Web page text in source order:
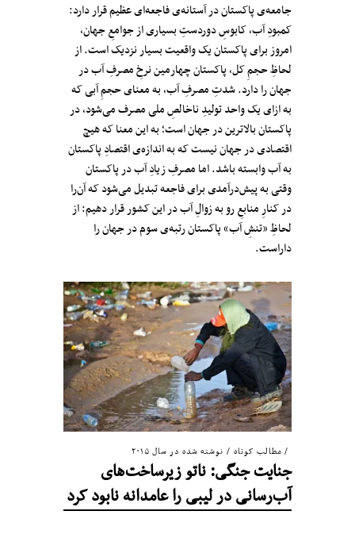
جامعه‌ی پاکستان در آستانه‌ی فاجعه‌ای عظیم قرار دارد:
کمبودِ آب، کابوسِ دوردستِ بسیاری از جوامعِ جهان،
امروز برای پاکستان یک واقعیت بسیار نزدیک است. از
لحاظِ حجمِ کل، پاکستان چهارمین نرخِ مصرفِ آب در
جهان را دارد. شدتِ مصرفِ آب، به معنای حجمِ آبی که
به ازای یک واحد تولیدِ ناخالصِ ملی مصرف می‌شود، در
پاکستان بالاترین در جهان است؛ به این معنا که هیچ
اقتصادی در جهان نیست که به اندازه‌ی اقتصادِ پاکستان
به آب وابسته باشد. اما مصرفِ زیادِ آب در پاکستان
وقتی به پیش‌درآمدی برای فاجعه تبدیل می‌شود که آن‌را
در کنارِ منابعِ رو به زوالِ آب در این کشور قرار دهیم: از
لحاظِ «تنشِ آب» پاکستان رتبه‌ی سوم در جهان را
داراست.
مطالب کوتاه / نوشته شده در سال ۲۰۱۵
جنایت جنگی: ناتو زیرساخت‌های
آب‌رسانی در لیبی را عامدانه نابود کرد